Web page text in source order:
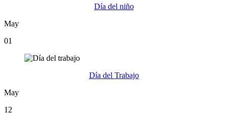
Día del niño
May
01
Día del Trabajo
May
12